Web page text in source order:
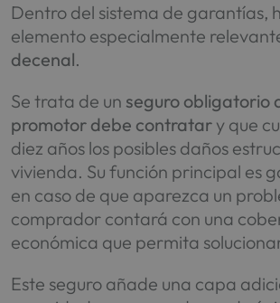
Dentro del sistema de garantías,
elemento especialmente
decenal.
Se trata de un seguro obligatorio
promotor debe contratary que
diez años los posibles daños
vivienda. Su función principal es
en caso de que aparezca un
comprador contará con una
económica que permita
Este seguro añade una capa